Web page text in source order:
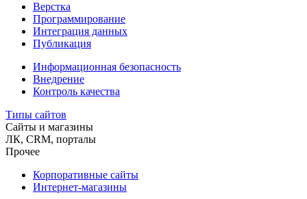
Верстка
Программирование
Интеграция данных
Публикация
Информационная безопасность
Внедрение
Контроль качества
Типы сайтов
Сайты и магазины
ЛК, CRM, порталы
Прочее
Корпоративные сайты
Интернет-магазины